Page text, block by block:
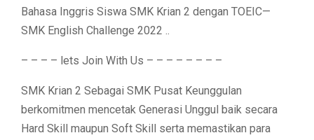
Bahasa Inggris Siswa SMK Krian 2 dengan TOEIC—
SMK English Challenge 2022 ..
– – – – lets Join With Us – – – – – – – –
SMK Krian 2 Sebagai SMK Pusat Keunggulan
berkomitmen mencetak Generasi Unggul baik secara
Hard Skill maupun Soft Skill serta memastikan para